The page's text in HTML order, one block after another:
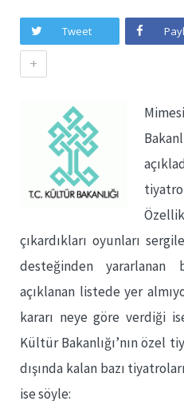
Tweet
+
çıkardıkları oyunları
desteğinden
açıklanan listede yer
kararı neye göre verdiği
Kültür Bakanlığı’nın özel
dışında kalan bazı
ise söyle: